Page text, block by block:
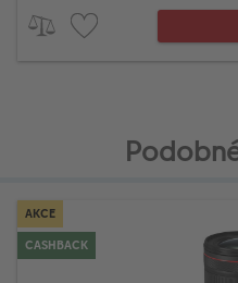
AKCE
CASHBACK